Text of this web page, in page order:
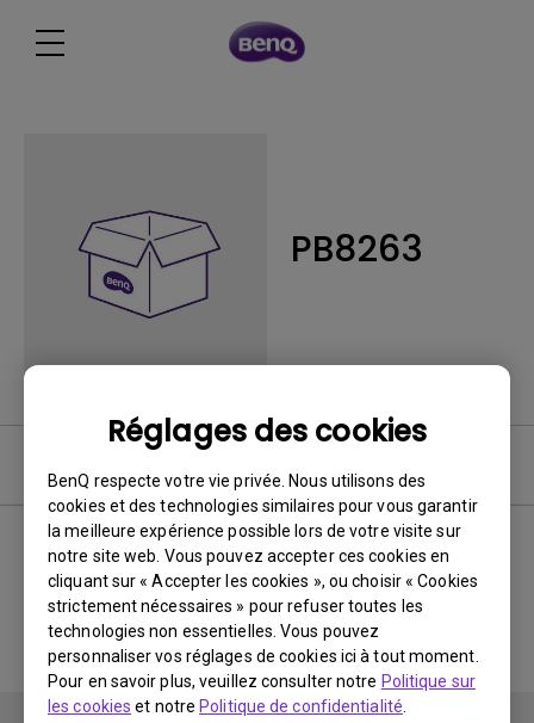
Réglages des cookies
BenQ respecte votre vie privée. Nous utilisons des
cookies et des technologies similaires pour vous garantir
la meilleure expérience possible lors de votre visite sur
notre site web. Vous pouvez accepter ces cookies en
cliquant sur « Accepter les cookies », ou choisir « Cookies
strictement nécessaires » pour refuser toutes les
technologies non essentielles. Vous pouvez
personnaliser vos réglages de cookies ici à tout moment.
Pour en savoir plus, veuillez consulter notre Politique sur
les cookies et notre Politique de confidentialité
PB8263
Aucune FAQ associée